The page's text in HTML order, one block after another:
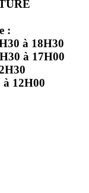
:
à 18H30
à 17H00
à 12H00